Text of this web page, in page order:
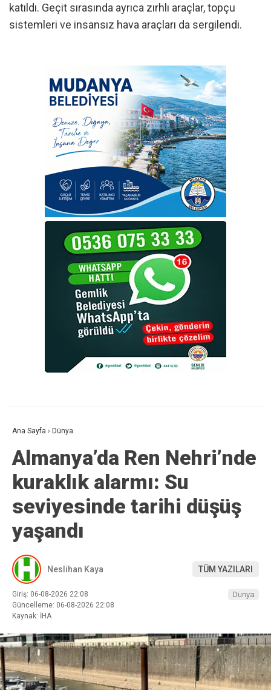
katıldı. Geçit sırasında ayrıca zırhlı araçlar, topçu
sistemleri ve insansız hava araçları da sergilendi.
Ana Sayfa › Dünya
Almanya’da Ren Nehri’nde
kuraklık alarmı: Su
seviyesinde tarihi düşüş
yaşandı
Neslihan Kaya TÜM YAZILARI
Giriş: 06-08-2026 22:08
Güncelleme: 06-08-2026 22:08
Kaynak: İHA
Dünya